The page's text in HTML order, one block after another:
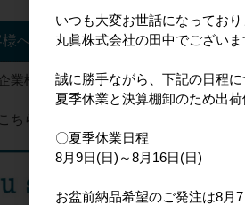
パンどろぼう
へ
業様向けのサイト
ちらからご確認く
いつも大変お世話になっており
丸眞株式会社の田中でございま
誠に勝手ながら、下記の日程
夏季休業と決算棚卸のため出荷
〇夏季休業日程
8月9日(日)～8月16日(日)
お盆前納品希望のご発注は8月